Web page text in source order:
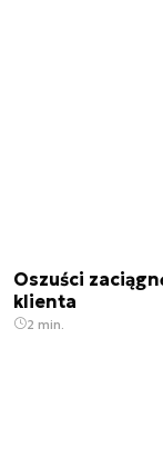
Oszuści
klienta
2 min.